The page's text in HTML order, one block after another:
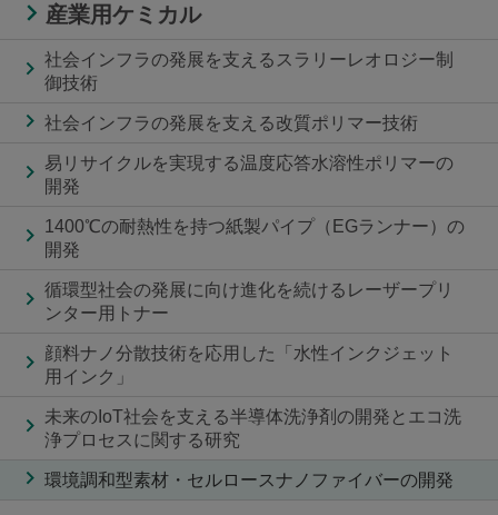
産業用ケミカル
社会インフラの発展を支えるスラリーレオロジー制
御技術
社会インフラの発展を支える改質ポリマー技術
易リサイクルを実現する温度応答水溶性ポリマーの
開発
1400℃の耐熱性を持つ紙製パイプ（EGランナー）の
開発
循環型社会の発展に向け進化を続けるレーザープリ
ンター用トナー
顔料ナノ分散技術を応用した「水性インクジェット
用インク」
未来のIoT社会を支える半導体洗浄剤の開発とエコ洗
浄プロセスに関する研究
環境調和型素材・セルロースナノファイバーの開発